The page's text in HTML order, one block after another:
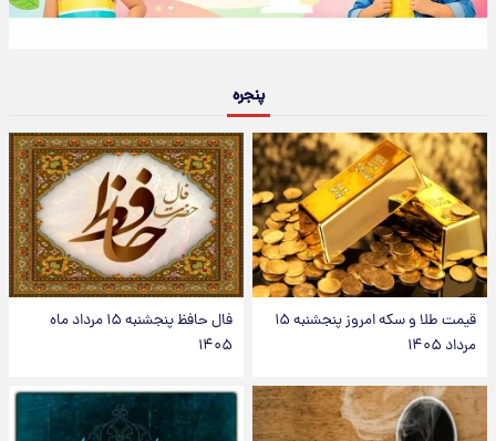
پنجره
قیمت طلا و سکه امروز پنجشنبه ۱۵
مرداد ۱۴۰۵
فال حافظ پنجشنبه ۱۵ مرداد ماه
۱۴۰۵